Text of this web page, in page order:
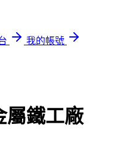
我的帳號
屬鐵工廠